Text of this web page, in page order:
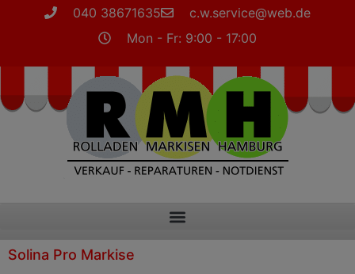
040 38671635
c.w.service@web.de
Mon - Fr: 9:00 - 17:00
Solina Pro Markise